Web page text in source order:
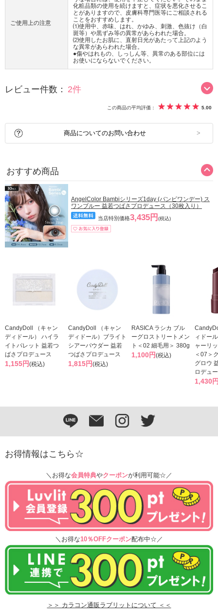
ご使用上の注意
化粧品類の使用を続けますと、症状を悪化させるこ
とがありますので、皮膚科専門医等にご相談される
ことをおすすめします。
⑴使用中、赤味、はれ、かゆみ、刺激、色抜け（白
斑等）や黒ずみ等の異常があらわれた場合。
⑵使用したお肌に、直射日光があたって上記のよう
な異常があらわれた場合。
●傷やはれもの、しっしん等、異常のある部位には
お使いにならないでください。
レビュー件数： 2件
この商品の平均評価： 5.00
商品についてのお問い合わせ
おすすめ商品
AngelColor Bambiシリーズ1day (バンビワンデー) ス
ワンブルー 益若つばさプロデュース（30枚入り）
当店特別価格3,435円 (税込)
CandyDoll （キャン
ディドール） ハイラ
イトパレット 益若つ
ばさプロデュース
1,155円(税込)
CandyDoll （キャン
ディドール）ブライト
シアーパウダー 益若
つばさプロデュース
1,815円(税込)
RASICA ラシカ ブル
ーグロストリートメン
ト＜02 細毛用＞ 380g
1,100円(税込)
ィドー
ャーリ
＜07＞
グロウ
ロデュ
1,430
お得情報はこちら☆
＼お得な会員特典やクーポンが利用可能☆／
＼お得な10％OFFクーポン配布中☆／
＞＞ カラコン通販ラブリットについて ＜＜